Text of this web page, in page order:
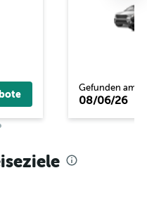
Gefunden am
08/06/26